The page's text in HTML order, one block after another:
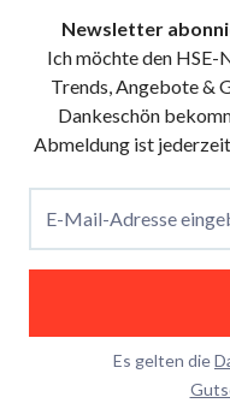
Newsletter
Ich möchte den
Trends, Angebote &
Dankeschön
Abmeldung ist
E-Mail-Adresse
Es gelten die